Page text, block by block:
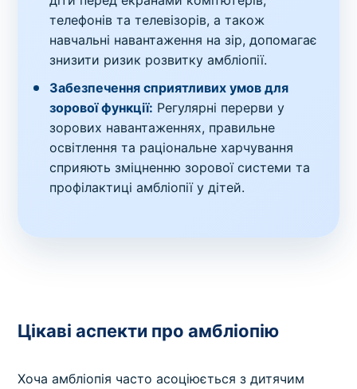
телефонів та телевізорів, а також
навчальні навантаження на зір, допомагає
знизити ризик розвитку амбліопії.
Забезпечення сприятливих умов для
зорової функції: Регулярні перерви у
зорових навантаженнях, правильне
освітлення та раціональне харчування
сприяють зміцненню зорової системи та
профілактиці амбліопії у дітей.
Цікаві аспекти про амбліопію
Хоча амбліопія часто асоціюється з дитячим